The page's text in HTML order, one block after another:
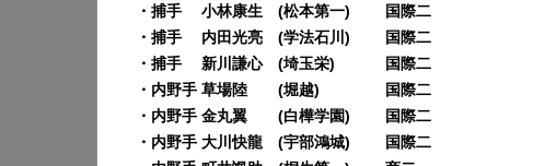
・捕手 小林康生 (松本第一) 国際二
・捕手 内田光亮 (学法石川) 国際二
・捕手 新川謙心 (埼玉栄) 国際二
・内野手 草場陸 (堀越) 国際二
・内野手 金丸翼 (白樺学園) 国際二
・内野手 大川快龍 (宇部鴻城) 国際二